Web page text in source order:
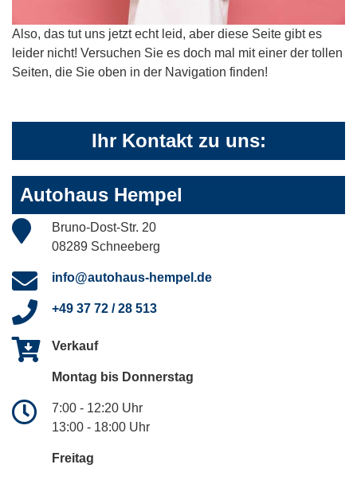
Also, das tut uns jetzt echt leid, aber diese Seite gibt es
leider nicht! Versuchen Sie es doch mal mit einer der tollen
Seiten, die Sie oben in der Navigation finden!
Ihr Kontakt zu uns:
Autohaus Hempel
Bruno-Dost-Str. 20
08289 Schneeberg
info@autohaus-hempel.de
+49 37 72 / 28 513
Verkauf
Montag bis Donnerstag
7:00 - 12:20 Uhr
13:00 - 18:00 Uhr
Freitag